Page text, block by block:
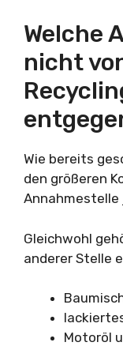
Welche
nicht
Wie bereits
den größeren
Annahmestelle
Gleichwohl
anderer Stelle
Motoröl